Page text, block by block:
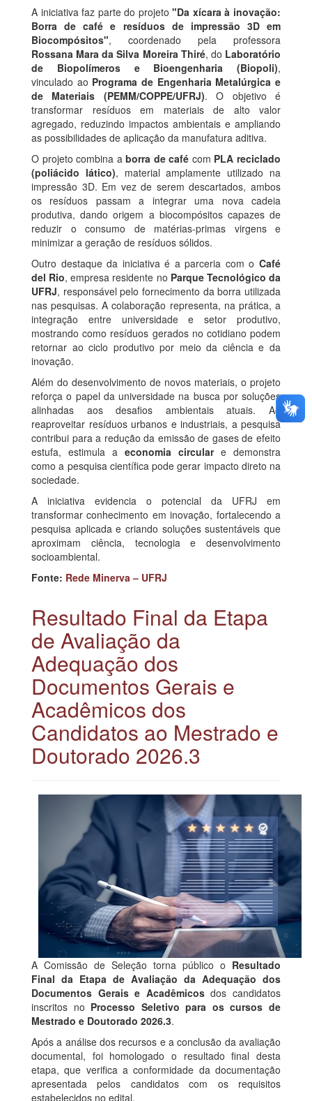
A iniciativa faz parte do projeto"Da xícara à inovação:
Borra de café e resíduos de impressão 3D em
Biocompósitos", coordenado pela professora
Rossana Mara da Silva Moreira Thiré, do Laboratório
de Biopolímeros e Bioengenharia (Biopoli),
vinculado ao Programa de Engenharia Metalúrgica e
de Materiais (PEMM/COPPE/UFRJ). O objetivo é
transformar resíduos em materiais de alto valor
agregado, reduzindo impactos ambientais e ampliando
as possibilidades de aplicação da manufatura aditiva.
O projeto combina aborra de café com PLA reciclado
(poliácido lático), material amplamente utilizado na
impressão 3D. Em vez de serem descartados, ambos
os resíduos passam a integrar uma nova cadeia
produtiva, dando origem a biocompósitos capazes de
reduzir o consumo de matérias-primas virgens e
minimizar a geração de resíduos sólidos.
Outro destaque da iniciativa é a parceria com o Café
del Rio, empresa residente no Parque Tecnológico da
UFRJ, responsável pelo fornecimento da borra utilizada
nas pesquisas. A colaboração representa, na prática, a
integração entre universidade e setor produtivo,
mostrando como resíduos gerados no cotidiano podem
retornar ao ciclo produtivo por meio da ciência e da
inovação.
Além do desenvolvimento de novos materiais, o projeto
reforça o papel da universidade na busca por soluções
alinhadas aos desafios ambientais atuais. Ao
reaproveitar resíduos urbanos e industriais, a pesquisa
contribui para a redução da emissão de gases de efeito
estufa, estimula a economia circulare demonstra
como a pesquisa científica pode gerar impacto direto na
sociedade.
A iniciativa evidencia o potencial da UFRJ em
transformar conhecimento em inovação, fortalecendo a
pesquisa aplicada e criando soluções sustentáveis que
aproximam ciência, tecnologia e desenvolvimento
socioambiental.
Fonte: Rede Minerva – UFRJ
Resultado Final da Etapa
de Avaliação da
Adequação dos
Documentos Gerais e
Acadêmicos dos
Candidatos ao Mestrado e
Doutorado 2026.3
A Comissão de Seleção torna público o Resultado
Final da Etapa de Avaliação da Adequação dos
Documentos Gerais e Acadêmicosdos candidatos
inscritos no Processo Seletivo para os cursos de
Mestrado e Doutorado 2026.3.
Após a análise dos recursos e a conclusão da avaliação
documental, foi homologado o resultado final desta
etapa, que verifica a conformidade da documentação
apresentada pelos candidatos com os requisitos
estabelecidos no edital.